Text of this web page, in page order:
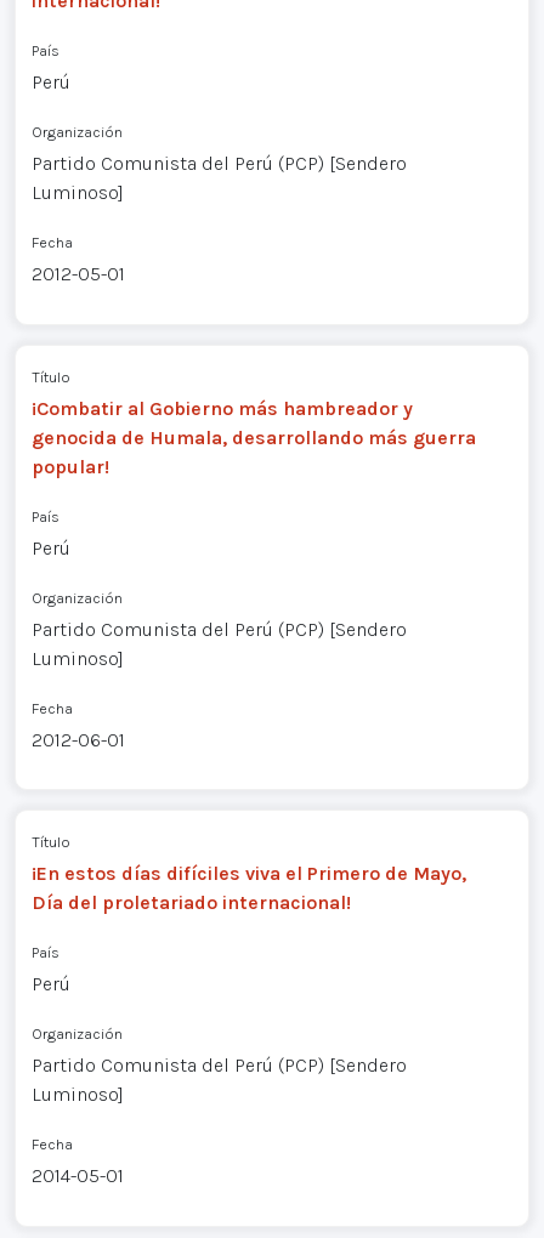
País
Perú
Organización
Partido Comunista del Perú (PCP) [Sendero
Luminoso]
Fecha
2012-05-01
Título
¡Combatir al Gobierno más hambreador y
genocida de Humala, desarrollando más guerra
popular!
País
Perú
Organización
Partido Comunista del Perú (PCP) [Sendero
Luminoso]
Fecha
2012-06-01
Título
¡En estos días difíciles viva el Primero de Mayo,
Día del proletariado internacional!
País
Perú
Organización
Partido Comunista del Perú (PCP) [Sendero
Luminoso]
Fecha
2014-05-01